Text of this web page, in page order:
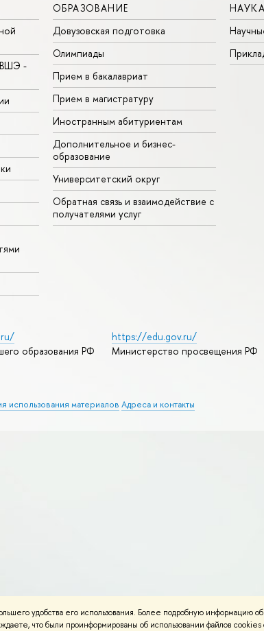
удобства его использования. Более подробную информацию
что были проинформированы об использовании файлов
ВШЭ -
ОБРАЗОВАНИЕ
Довузовская подготовка
Олимпиады
Прием в бакалавриат
Прием в магистратуру
Иностранным абитуриентам
Дополнительное и бизнес-
образование
Университетский округ
Обратная связь и взаимодействие с
получателями услуг
НАУКА
образования РФ
https://edu.gov.ru/
Министерство просвещения РФ
использования материалов Адреса и контакты